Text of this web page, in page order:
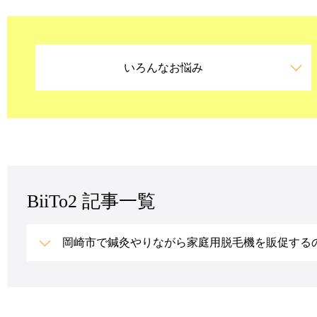
いろんなお悩み
BiiTo2 記事一覧
岡崎市で鍼灸やりながら家庭用脱毛機を販促する